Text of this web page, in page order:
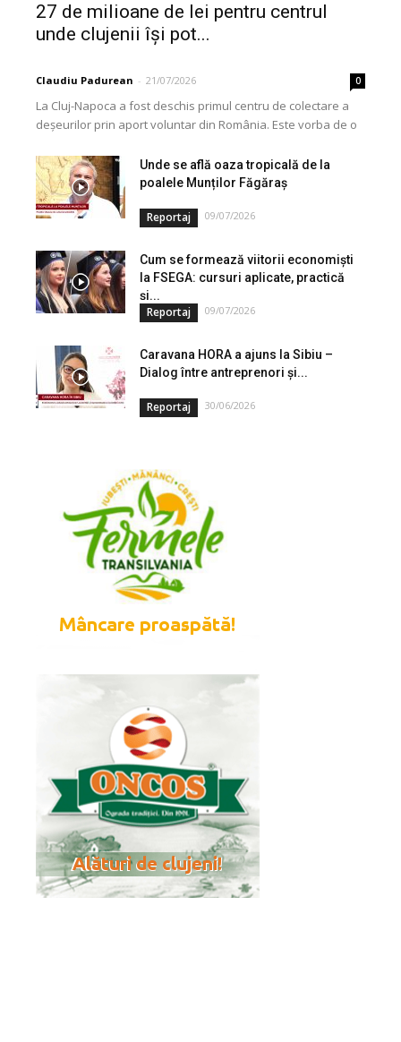
27 de milioane de lei pentru centrul
unde clujenii își pot...
Claudiu Padurean - 21/07/2026 0
La Cluj-Napoca a fost deschis primul centru de colectare a
deșeurilor prin aport voluntar din România. Este vorba de o
Unde se află oaza tropicală de la
poalele Munților Făgăraș
Reportaj 09/07/2026
Cum se formează viitorii economiști
la FSEGA: cursuri aplicate, practică
și...
Reportaj 09/07/2026
Caravana HORA a ajuns la Sibiu –
Dialog între antreprenori și...
Reportaj 30/06/2026